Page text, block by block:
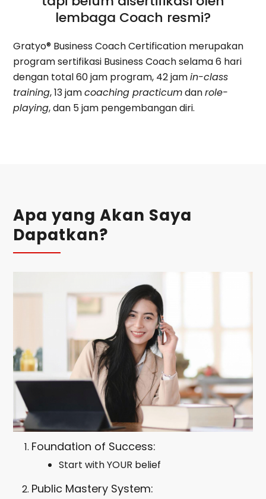
lembaga Coach resmi?
Gratyo® Business Coach Certification merupakan
program sertifikasi Business Coach selama 6 hari
dengan total 60 jam program, 42 jamin-class
training, 13 jamcoaching practicumdanrole-
playing, dan 5 jam pengembangan diri.
Apa yang Akan Saya
Dapatkan?
Foundation of Success:
Start with YOUR belief
Public Mastery System: